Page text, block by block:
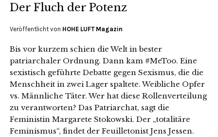
Der Fluch der Potenz
Veröffentlicht von HOHE LUFT Magazin
Bis vor kurzem schien die Welt in bester
patriarchaler Ordnung. Dann kam #MeToo. Eine
sexistisch geführte Debatte gegen Sexismus, die die
Menschheit in zwei Lager spaltete. Weibliche Opfer
vs. Männliche Täter. Wer hat diese Rollenverteilung
zu verantworten? Das Patriarchat, sagt die
Feministin Margarete Stokowski. Der „totalitäre
Feminismus“, findet der Feuilletonist Jens Jessen.